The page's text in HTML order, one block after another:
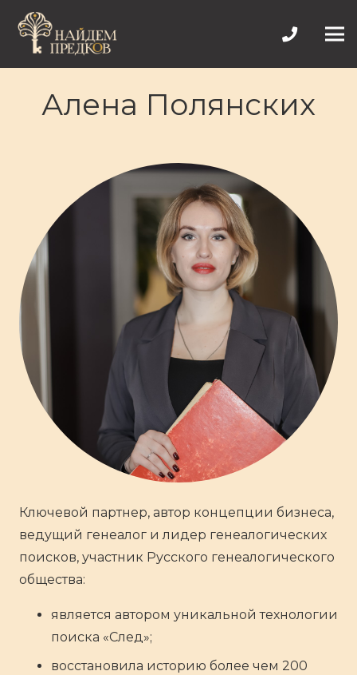
Алена Полянских
Ключевой партнер, автор концепции бизнеса,
ведущий генеалог и лидер генеалогических
поисков, участник Русского генеалогического
общества:
является автором уникальной технологии
поиска «След»;
восстановила историю более чем 200